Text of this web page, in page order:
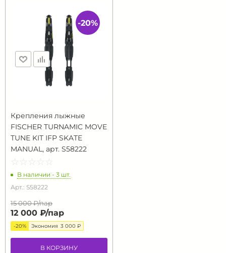
Крепления лыжные
FISCHER TURNAMIC MOVE
TUNE KIT IFP SKATE
MANUAL, арт. S58222
☆ ☆ ☆ ☆ ☆
★ ★ ★ ★ ★
В наличии - 3 шт.
Арт.: S58222
15 000 ₽/пар
12 000 ₽/пар
-20% Экономия 3 000 ₽
В КОРЗИНУ
-20%